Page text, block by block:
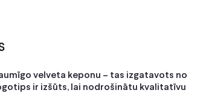
velveta keponu – tas izgatavots no
ir izšūts, lai nodrošinātu kvalitatīvu